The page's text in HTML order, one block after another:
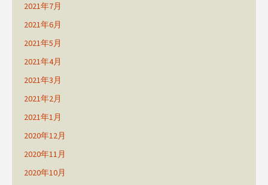
2021年7月
2021年6月
2021年5月
2021年4月
2021年3月
2021年2月
2021年1月
2020年12月
2020年11月
2020年10月